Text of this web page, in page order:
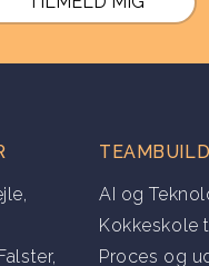
,
,
AI og
Kokkeskole
Proces og